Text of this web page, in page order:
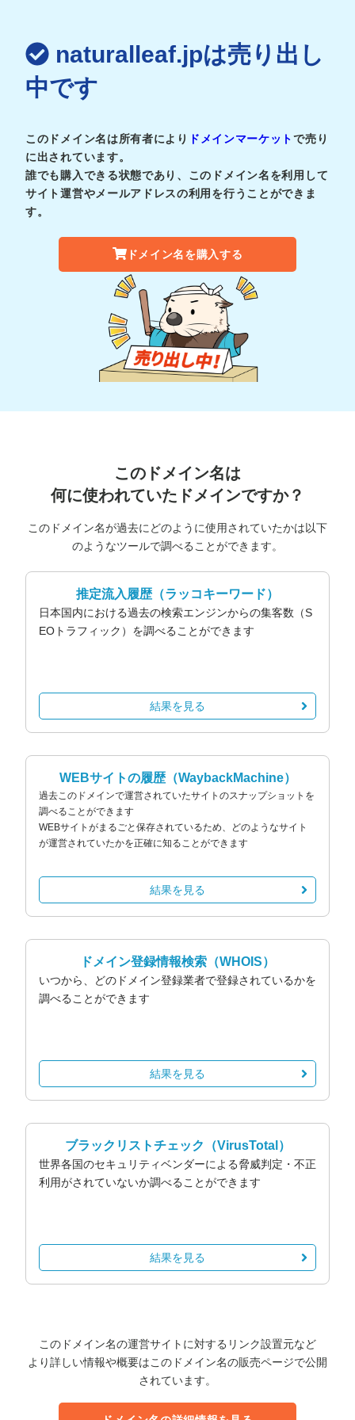
naturalleaf.jpは売り出し
中です
このドメイン名は所有者により ドメインマーケットで売り
に出されています。
誰でも購入できる状態であり、このドメイン名を利用して
サイト運営やメールアドレスの利用を行うことができま
す。
ドメイン名を購入する
このドメイン名は
何に使われていたドメインですか？
このドメイン名が過去にどのように使用されていたかは以下
のようなツールで調べることができます。
推定流入履歴（ラッコキーワード）
日本国内における過去の検索エンジンからの集客数（S
EOトラフィック）を調べることができます
結果を見る
WEBサイトの履歴（WaybackMachine）
過去このドメインで運営されていたサイトのスナップショットを
調べることができます
WEBサイトがまるごと保存されているため、どのようなサイト
が運営されていたかを正確に知ることができます
結果を見る
ドメイン登録情報検索 （WHOIS）
いつから、どのドメイン登録業者で登録されているかを
調べることができます
結果を見る
ブラックリストチェック （VirusTotal）
世界各国のセキュリティベンダーによる脅威判定・不正
利用がされていないか調べることができます
結果を見る
このドメイン名の運営サイトに対するリンク設置元など
より詳しい情報や概要はこのドメイン名の販売ページで公開
されています。